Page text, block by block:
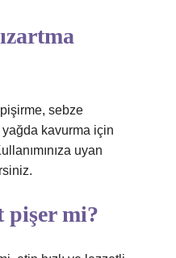
sebze
kavurma için
uyan
pişer mi?